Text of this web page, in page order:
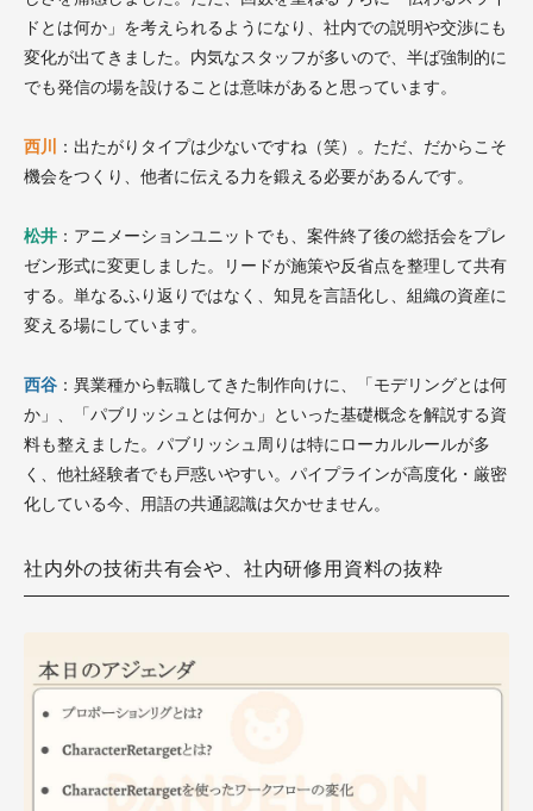
ドとは何か」を考えられるようになり、社内での説明や交渉にも
変化が出てきました。内気なスタッフが多いので、半ば強制的に
でも発信の場を設けることは意味があると思っています。
西川
：出たがりタイプは少ないですね（笑）。ただ、だからこそ
機会をつくり、他者に伝える力を鍛える必要があるんです。
松井 ：アニメーションユニットでも、案件終了後の総括会をプレ
ゼン形式に変更しました。リードが施策や反省点を整理して共有
する。単なるふり返りではなく、知見を言語化し、組織の資産に
変える場にしています。
西谷 ：異業種から転職してきた制作向けに、「モデリングとは何
か」、「パブリッシュとは何か」といった基礎概念を解説する資
料も整えました。パブリッシュ周りは特にローカルルールが多
く、他社経験者でも戸惑いやすい。パイプラインが高度化・厳密
化している今、用語の共通認識は欠かせません。
社内外の技術共有会や、社内研修用資料の抜粋